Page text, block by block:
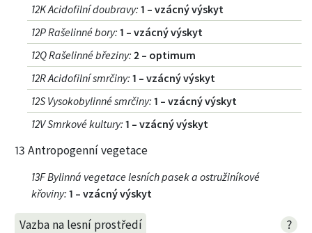
12K Acidofilní doubravy: 1 – vzácný výskyt
12P Rašelinné bory: 1 – vzácný výskyt
12Q Rašelinné březiny: 2 – optimum
12R Acidofilní smrčiny: 1 – vzácný výskyt
12S Vysokobylinné smrčiny: 1 – vzácný výskyt
12V Smrkové kultury: 1 – vzácný výskyt
13 Antropogenní vegetace
13F Bylinná vegetace lesních pasek a ostružiníkové
křoviny: 1 – vzácný výskyt
Vazba na lesní prostředí ?